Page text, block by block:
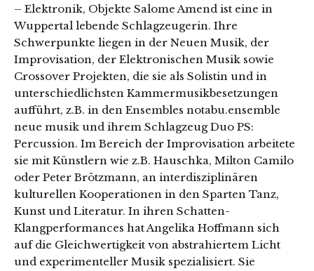
– Elektronik, Objekte Salome Amend ist eine in
Wuppertal lebende Schlagzeugerin. Ihre
Schwerpunkte liegen in der Neuen Musik, der
Improvisation, der Elektronischen Musik sowie
Crossover Projekten, die sie als Solistin und in
unterschiedlichsten Kammermusikbesetzungen
aufführt, z.B. in den Ensembles notabu.ensemble
neue musik und ihrem Schlagzeug Duo PS:
Percussion. Im Bereich der Improvisation arbeitete
sie mit Künstlern wie z.B. Hauschka, Milton Camilo
oder Peter Brötzmann, an interdisziplinären
kulturellen Kooperationen in den Sparten Tanz,
Kunst und Literatur. In ihren Schatten-
Klangperformances hat Angelika Hoffmann sich
auf die Gleichwertigkeit von abstrahiertem Licht
und experimenteller Musik spezialisiert. Sie